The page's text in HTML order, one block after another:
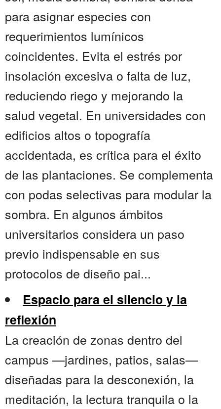
para asignar especies con
requerimientos lumínicos
coincidentes. Evita el estrés por
insolación excesiva o falta de luz,
reduciendo riego y mejorando la
salud vegetal. En universidades con
edificios altos o topografía
accidentada, es crítica para el éxito
de las plantaciones. Se complementa
con podas selectivas para modular la
sombra. En algunos ámbitos
universitarios considera un paso
previo indispensable en sus
protocolos de diseño pai...
Espacio para el silencio y la
reflexión
La creación de zonas dentro del
campus —jardines, patios, salas—
diseñadas para la desconexión, la
meditación, la lectura tranquila o la